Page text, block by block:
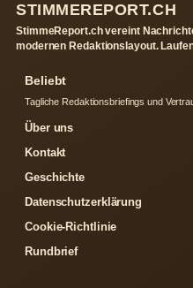
STIMMEREPORT.CH
StimmeReport.ch vereint
modernen Redaktionslayout.
Beliebt
Tagliche Redaktionsbriefings und
Über uns
Kontakt
Geschichte
Datenschutzerklärung
Cookie-Richtlinie
Rundbrief